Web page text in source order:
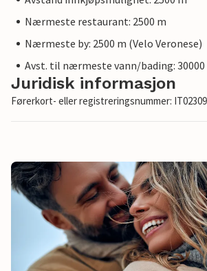
Nærmeste restaurant: 2500 m
Nærmeste by: 2500 m (Velo Veronese)
Avst. til nærmeste vann/bading:
Juridisk informasjon
Førerkort- eller registreringsnummer: